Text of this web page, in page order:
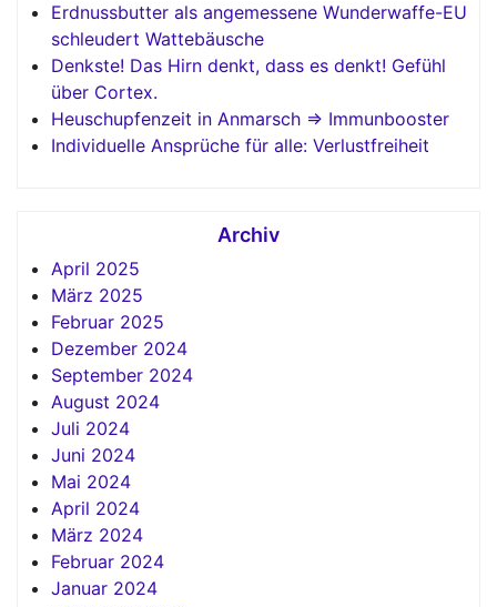
Erdnussbutter als angemessene Wunderwaffe-EU
schleudert Wattebäusche
Denkste! Das Hirn denkt, dass es denkt! Gefühl
über Cortex.
Heuschupfenzeit in Anmarsch => Immunbooster
Individuelle Ansprüche für alle: Verlustfreiheit
Archiv
April 2025
März 2025
Februar 2025
Dezember 2024
September 2024
August 2024
Juli 2024
Juni 2024
Mai 2024
April 2024
März 2024
Februar 2024
Januar 2024